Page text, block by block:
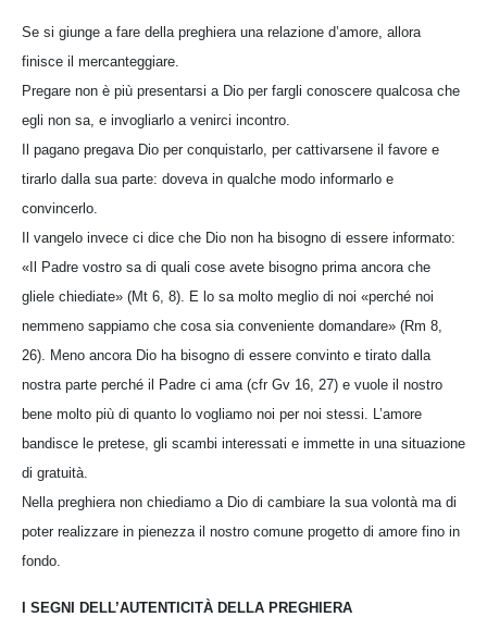
Se si giunge a fare della preghiera una relazione d’amore, allora
finisce il mercanteggiare.
Pregare non è più presentarsi a Dio per fargli conoscere qualcosa che
egli non sa, e invogliarlo a venirci incontro.
Il pagano pregava Dio per conquistarlo, per cattivarsene il favore e
tirarlo dalla sua parte: doveva in qualche modo informarlo e
convincerlo.
Il vangelo invece ci dice che Dio non ha bisogno di essere informato:
«Il Padre vostro sa di quali cose avete bisogno prima ancora che
gliele chiediate» (Mt 6, 8). E lo sa molto meglio di noi «perché noi
nemmeno sappiamo che cosa sia conveniente domandare» (Rm 8,
26). Meno ancora Dio ha bisogno di essere convinto e tirato dalla
nostra parte perché il Padre ci ama (cfr Gv 16, 27) e vuole il nostro
bene molto più di quanto lo vogliamo noi per noi stessi. L’amore
bandisce le pretese, gli scambi interessati e immette in una situazione
di gratuità.
Nella preghiera non chiediamo a Dio di cambiare la sua volontà ma di
poter realizzare in pienezza il nostro comune progetto di amore fino in
fondo.
I SEGNI DELL’AUTENTICITÀ DELLA PREGHIERA